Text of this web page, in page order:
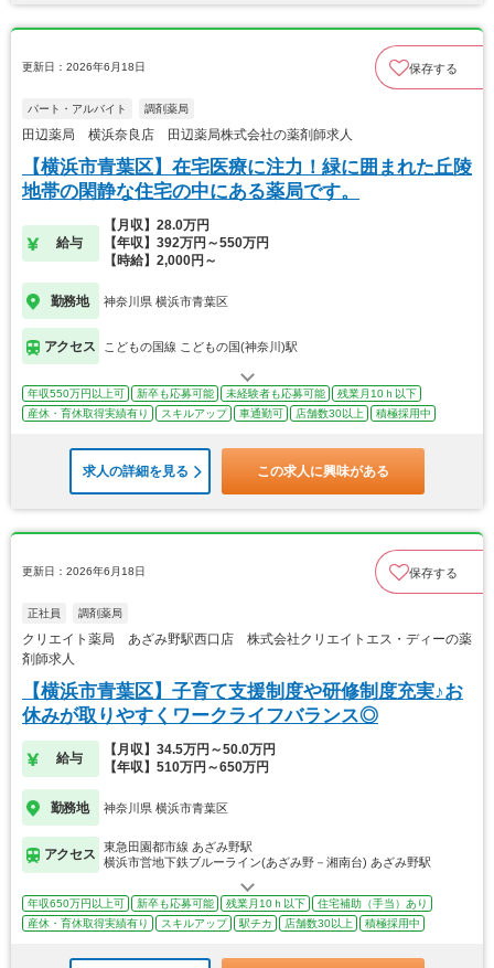
更新日：2026年6月18日 保存する
パート・アルバイト 調剤薬局
田辺薬局 横浜奈良店 田辺薬局株式会社の薬剤師求人
【横浜市青葉区】在宅医療に注力！緑に囲まれた丘陵
地帯の閑静な住宅の中にある薬局です。
給与
【月収】28.0万円
【年収】392万円～550万円
【時給】2,000円～
勤務地 神奈川県 横浜市青葉区
アクセス こどもの国線 こどもの国(神奈川)駅
年収550万円以上可 新卒も応募可能 未経験者も応募可能
残業月10ｈ以下
産休・育休取得実績有り
スキルアップ 車通勤可 店舗数30以上 積極採用中
求人の詳細を見る この求人に興味がある
更新日：2026年6月18日 保存する
正社員 調剤薬局
クリエイト薬局 あざみ野駅西口店 株式会社クリエイトエス・ディーの薬
剤師求人
【横浜市青葉区】子育て支援制度や研修制度充実♪お
休みが取りやすくワークライフバランス◎
給与
【月収】34.5万円～50.0万円
【年収】510万円～650万円
勤務地 神奈川県 横浜市青葉区
アクセス
東急田園都市線 あざみ野駅
横浜市営地下鉄ブルーライン(あざみ野－湘南台) あざみ野駅
年収650万円以上可 新卒も応募可能 残業月10ｈ以下
住宅補助（手当）あり
産休・育休取得実績有り
スキルアップ 駅チカ 店舗数30以上 積極採用中